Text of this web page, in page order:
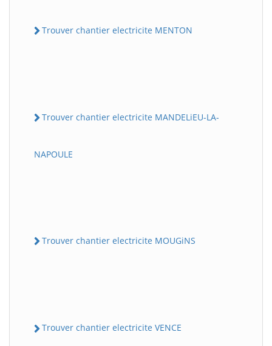
Trouver chantier electricite MENTON
Trouver chantier electricite MANDELiEU-LA-
NAPOULE
Trouver chantier electricite MOUGiNS
Trouver chantier electricite VENCE